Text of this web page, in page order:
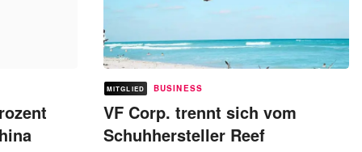
MITGLIED BUSINESS
VF Corp. trennt sich vom
Schuhhersteller Reef